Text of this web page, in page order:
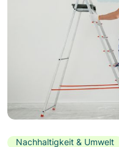
Nachhaltigkeit & Umwelt